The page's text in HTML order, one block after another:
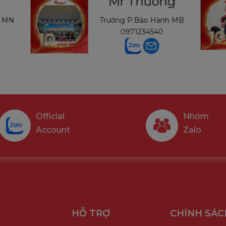
Trưởng P.Bảo Hành MB
0971234540
Official
Account
Nhóm
Zalo
HỖ TRỢ CHÍNH